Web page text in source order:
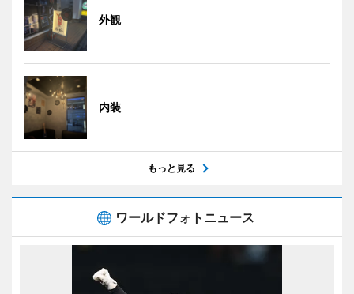
外観
内装
もっと見る
ワールドフォトニュース